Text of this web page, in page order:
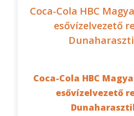
Coca-Cola HBC
esővízelvezető
Coca-Cola HBC
esővízelvezető